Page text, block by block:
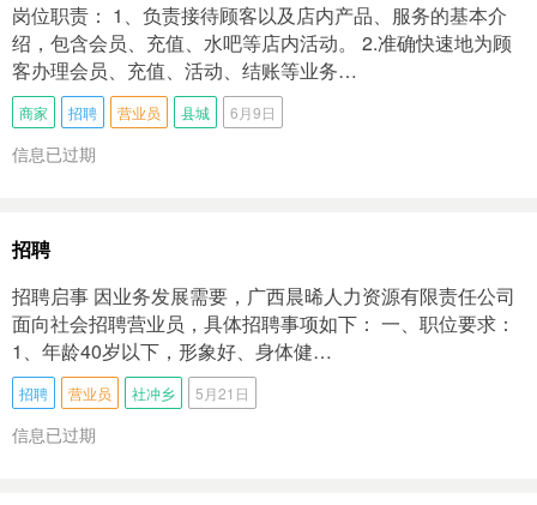
岗位职责： 1、负责接待顾客以及店内产品、服务的基本介
绍，包含会员、充值、水吧等店内活动。 2.准确快速地为顾
客办理会员、充值、活动、结账等业务…
商家 招聘 营业员 县城 6月9日
信息已过期
招聘
招聘启事 因业务发展需要，广西晨晞人力资源有限责任公司
面向社会招聘营业员，具体招聘事项如下： 一、职位要求：
1、年龄40岁以下，形象好、身体健…
招聘 营业员 社冲乡 5月21日
信息已过期